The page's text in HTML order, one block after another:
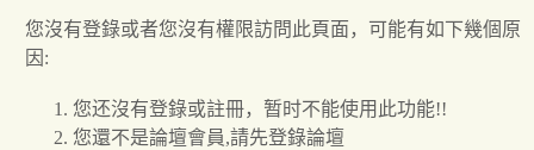
您沒有登錄或者您沒有權限訪問此頁面，可能有如下幾個原
因:
您还沒有登錄或註冊，暂时不能使用此功能!!
您還不是論壇會員,請先登錄論壇